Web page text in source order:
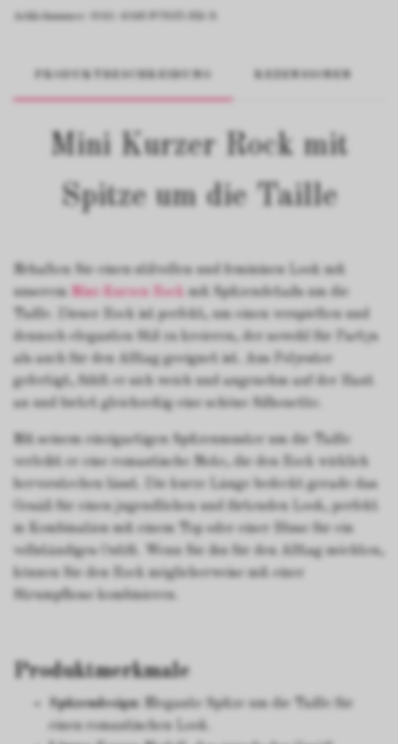
Artikelnummer:
Mini Kurzer Rock mit
Spitze um die Taille
Erhalten Sie einen stilvollen und femininen Look mit
unserem
Mini-Kurzen Rock
mit Spitzendetails um die
Taille. Dieser Rock ist perfekt, um einen verspielten und
dennoch eleganten Stil zu kreieren, der sowohl für Partys
als auch für den Alltag geeignet ist. Aus Polyester
gefertigt, fühlt er sich weich und angenehm auf der Haut
an und bietet gleichzeitig eine schöne Silhouette.
Mit seinem einzigartigen Spitzenmuster um die Taille
verleiht er eine romantische Note, die den Rock wirklich
hervorstechen lässt. Die kurze Länge bedeckt gerade das
Gesäß für einen jugendlichen und flirtenden Look, perfekt
in Kombination mit einem Top oder einer Bluse für ein
vollständiges Outfit. Wenn Sie ihn für den Alltag möchten,
können Sie den Rock möglicherweise mit einer
Strumpfhose kombinieren.
Produktmerkmale
Spitzendesign:
Elegante Spitze um die Taille für
einen romantischen Look.